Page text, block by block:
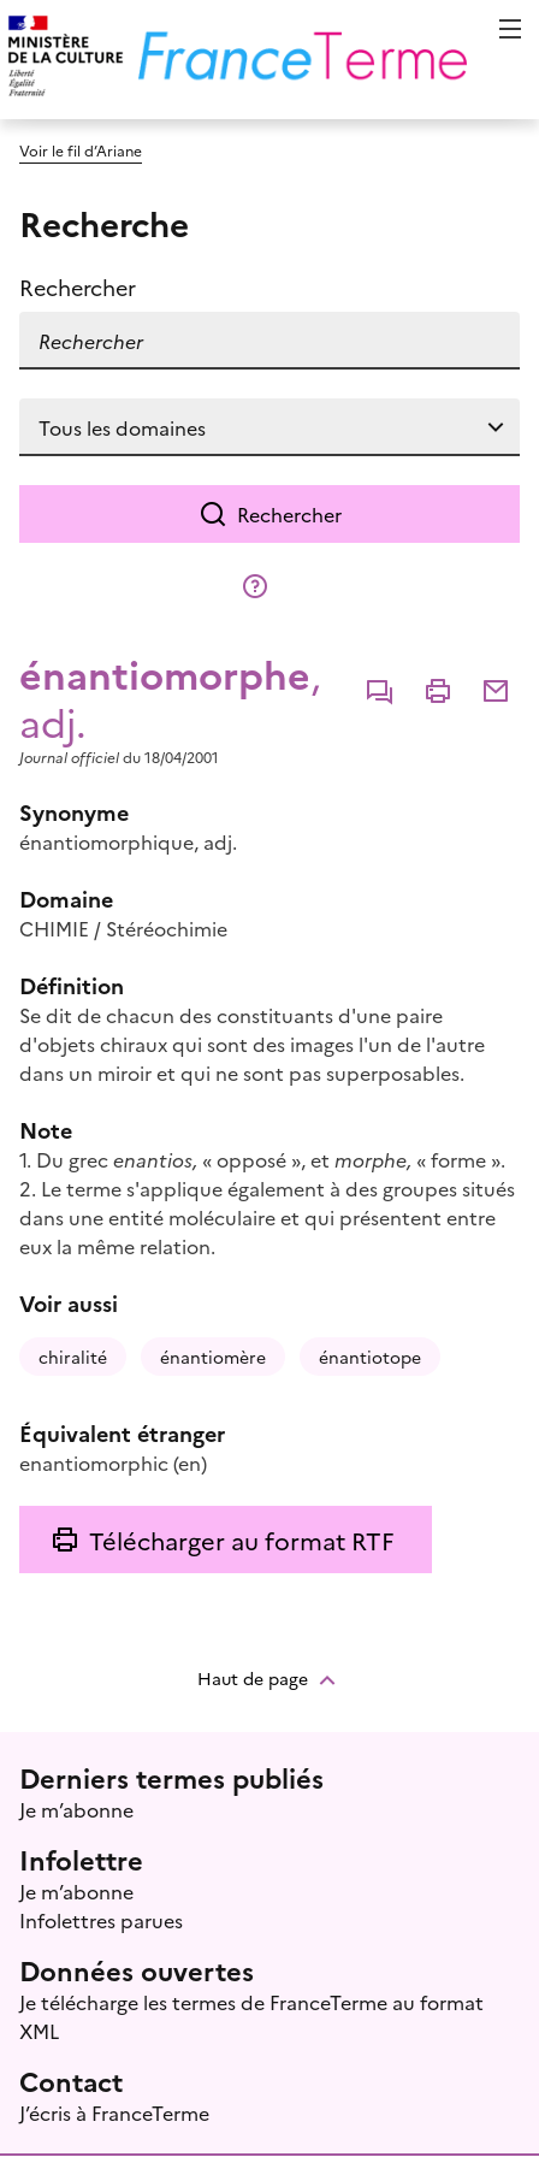
Voir le fil d’Ariane
Recherche
Rechercher
Rechercher
énantiomorphe,
adj.
CommenterImprimer
Journal officieldu 18/04/2001
Synonyme
énantiomorphique, adj.
Domaine
CHIMIE / Stéréochimie
Définition
Se dit de chacun des constituants d'une paire
d'objets chiraux qui sont des images l'un de l'autre
dans un miroir et qui ne sont pas superposables.
Note
1. Du grecenantios, « opposé », et morphe, « forme ».
2. Le terme s'applique également à des groupes situés
dans une entité moléculaire et qui présentent entre
eux la même relation.
Voir aussi
chiralité énantiomère énantiotope
Équivalent étranger
enantiomorphic(en)
Télécharger au format RTF
Haut de page
Menu prefooter
Derniers termes publiés
Je m’abonne
Infolettre
Je m’abonne
Infolettres parues
Données ouvertes
Je télécharge les termes de FranceTerme au format
XML
Contact
J’écris à FranceTerme